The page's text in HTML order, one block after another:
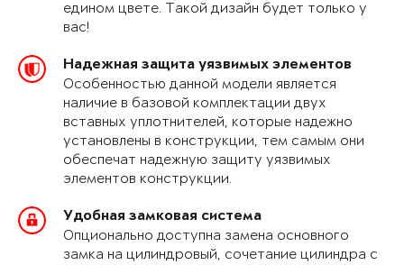
едином цвете. Такой дизайн будет только у
вас!
Надежная защита уязвимых элементов
Особенностью данной модели является
наличие в базовой комплектации двух
вставных уплотнителей, которые надежно
установлены в конструкции, тем самым они
обеспечат надежную защиту уязвимых
элементов конструкции.
Удобная замковая система
Опционально доступна замена основного
замка на цилиндровый, сочетание цилиндра с